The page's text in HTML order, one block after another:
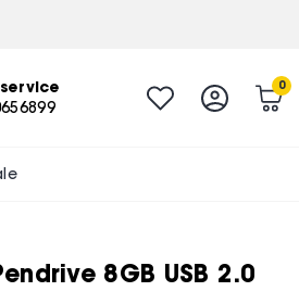
0
8GB USB 2.0